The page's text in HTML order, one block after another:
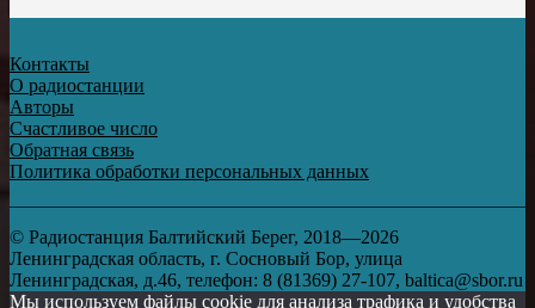
Контакты
О радиостанции
Авторы
Счастливое число
Обратная связь
Политика обработки персональных данных
© Радиостанция Балтийский Берег, 2018—2026
Ленинградская область, г. Сосновый Бор, улица
Ленинградская, д.46, телефон: 8 (81369) 27-107, baltica@sbor.ru
Мы используем файлы cookie для анализа трафика и удобства